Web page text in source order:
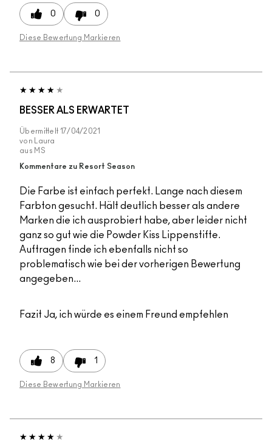
0 0
Diese Bewertung Markieren
BESSER ALS ERWARTET
Übermittelt 17/04/2021
von
Laura
aus MS
Kommentare zu Resort Season
Die Farbe ist einfach perfekt. Lange nach diesem
Farbton gesucht. Hält deutlich besser als andere
Marken die ich ausprobiert habe, aber leider nicht
ganz so gut wie die Powder Kiss Lippenstifte.
Auftragen finde ich ebenfalls nicht so
problematisch wie bei der vorherigen Bewertung
angegeben...
Fazit Ja, ich würde es einem Freund empfehlen
8 1
Diese Bewertung Markieren